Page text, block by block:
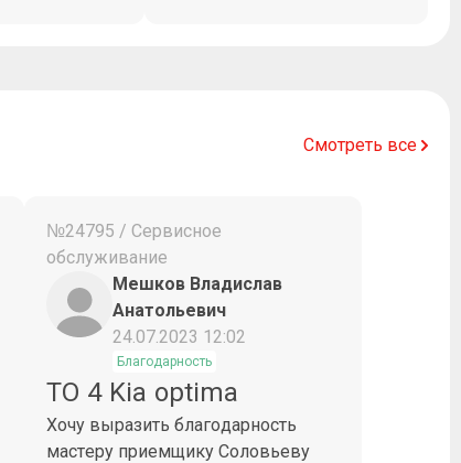
Смотреть все
№24795 / Сервисное
обслуживание
Мешков Владислав
Анатольевич
24.07.2023 12:02
Благодарность
ТО 4 Kia optima
Хочу выразить благодарность
мастеру приемщику Соловьеву